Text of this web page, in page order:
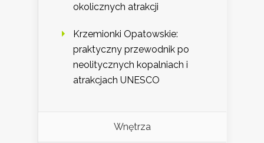
okolicznych atrakcji
Krzemionki Opatowskie:
praktyczny przewodnik po
neolitycznych kopalniach i
atrakcjach UNESCO
Wnętrza